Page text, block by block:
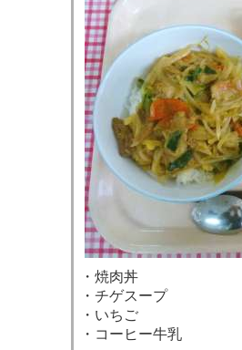
・焼肉丼
・チゲスープ
・いちご
・コーヒー牛乳